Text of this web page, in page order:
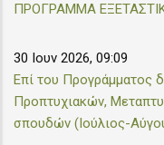
ΠΡΟΓΡΑΜΜΑ
30 Ιουν 2026, 09:09
Επί του Προγράμματος
Προπτυχιακών,
σπουδών (Ιούλιος-